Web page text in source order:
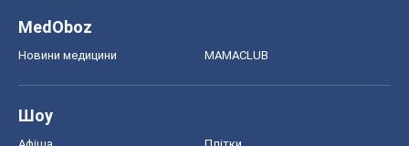
MedOboz
Новини медицини MAMACLUB
Шоу